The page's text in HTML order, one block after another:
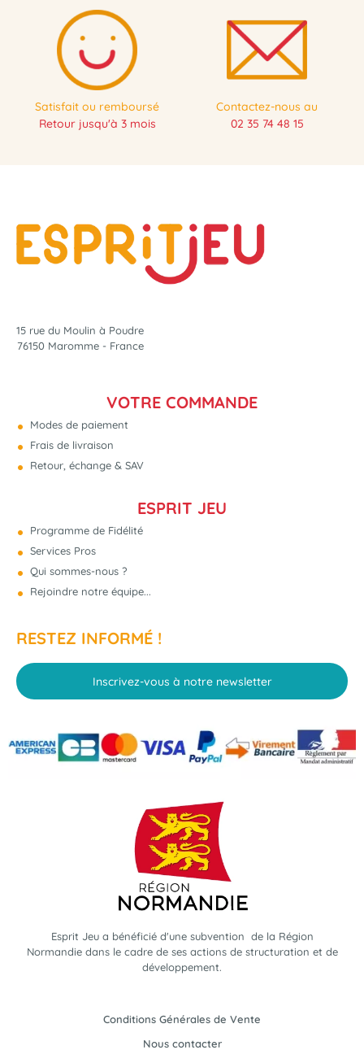
Satisfait ou remboursé
Retour jusqu'à 3 mois
Contactez-nous au
02 35 74 48 15
15 rue du Moulin à Poudre
76150 Maromme - France
VOTRE COMMANDE
Modes de paiement
Frais de livraison
Retour, échange & SAV
ESPRIT JEU
Programme de Fidélité
Services Pros
Qui sommes-nous ?
Rejoindre notre équipe...
RESTEZ INFORMÉ !
Inscrivez-vous à notre newsletter
Esprit Jeu a bénéficié d'une subvention de la Région
Normandie dans le cadre de ses actions de structuration et de
développement.
Conditions Générales de Vente
Nous contacter